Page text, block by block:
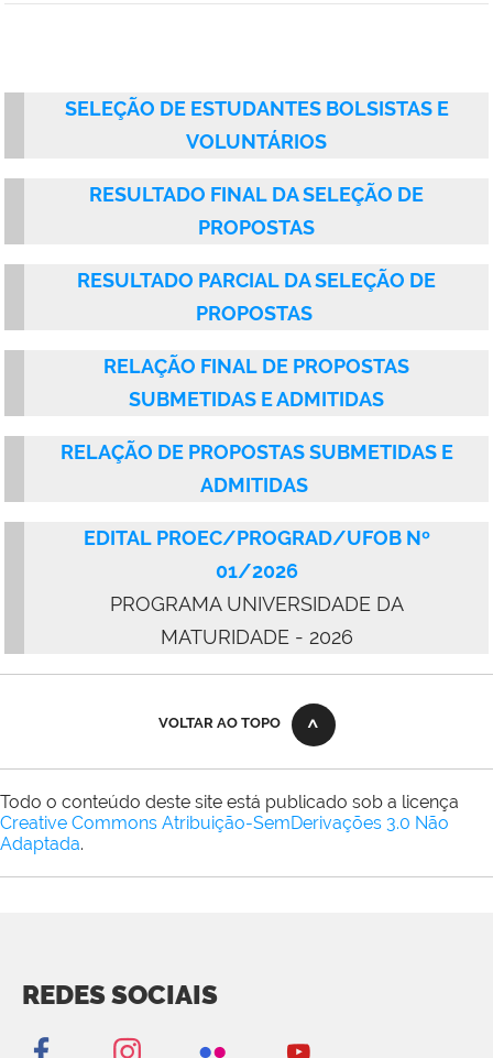
SELEÇÃO DE ESTUDANTES BOLSISTAS E
VOLUNTÁRIOS
RESULTADO FINAL DA SELEÇÃO DE
PROPOSTAS
RESULTADO PARCIAL DA SELEÇÃO DE
PROPOSTAS
RELAÇÃO FINAL DE PROPOSTAS
SUBMETIDAS E ADMITIDAS
RELAÇÃO DE PROPOSTAS SUBMETIDAS E
ADMITIDAS
EDITAL PROEC/PROGRAD/UFOB Nº
01/2026
PROGRAMA UNIVERSIDADE DA
MATURIDADE - 2026
VOLTAR AO TOPO
Todo o conteúdo deste site está publicado sob a licença
Creative Commons Atribuição-SemDerivações 3.0 Não
Adaptada.
REDES SOCIAIS